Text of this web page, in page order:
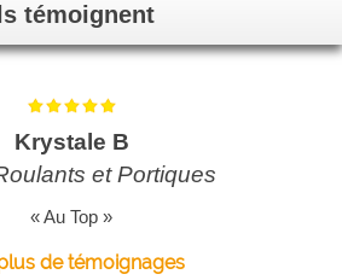
témoignent
Krystale B
et Portiques
« Au Top »
de témoignages